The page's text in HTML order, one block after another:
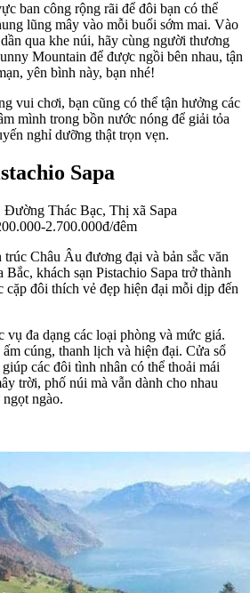
ban công rộng rãi để đôi bạn có thể
lũng mây vào mỗi buổi sớm mai. Vào
qua khe núi, hãy cùng người thương
Mountain để được ngồi bên nhau, tận
yên bình này, bạn nhé!
vui chơi, bạn cũng có thể tận hưởng các
mình trong bồn nước nóng để giải tỏa
nghỉ dưỡng thật trọn vẹn.
Sapa
Thác Bạc, Thị xã Sapa
2.700.000đ/đêm
Châu Âu đương đại và bản sắc văn
khách sạn Pistachio Sapa trở thành
cặp đôi thích vẻ đẹp hiện đại mỗi dịp đến
vụ đa dạng các loại phòng và mức giá.
cúng, thanh lịch và hiện đại. Cửa sổ
các đôi tình nhân có thể thoải mái
trời, phố núi mà vẫn dành cho nhau
ngào.